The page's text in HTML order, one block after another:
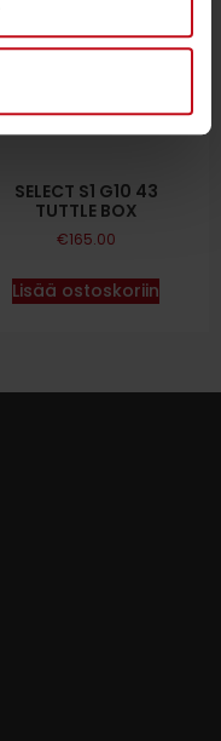
SELECT S1 G10 43
TUTTLE BOX
€165.00
Lisää ostoskoriin